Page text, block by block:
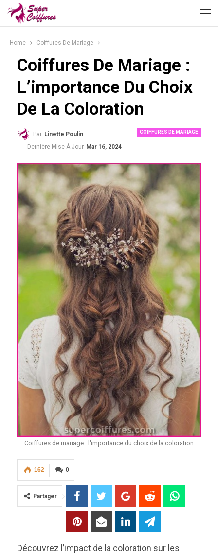
Home Coiffures De Mariage
Coiffures De Mariage :
L’importance Du Choix
De La Coloration
COIFFURES DE MARIAGE
Par Linette Poulin
Dernière Mise À Jour Mar 16, 2024
Coiffures de mariage : l'importance du choix de la coloration
0
162
Partager
Découvrez l’impact de la coloration sur les